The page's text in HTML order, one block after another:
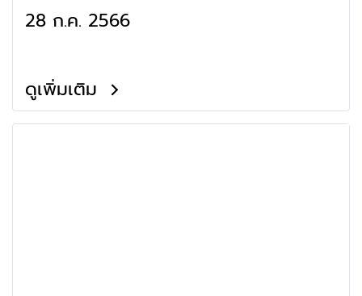
28 ก.ค. 2566
ดูเพิ่มเติม